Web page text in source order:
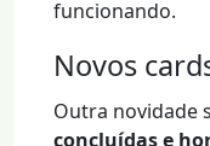
funcionando.
Novos
Outra novidade
concluídas e